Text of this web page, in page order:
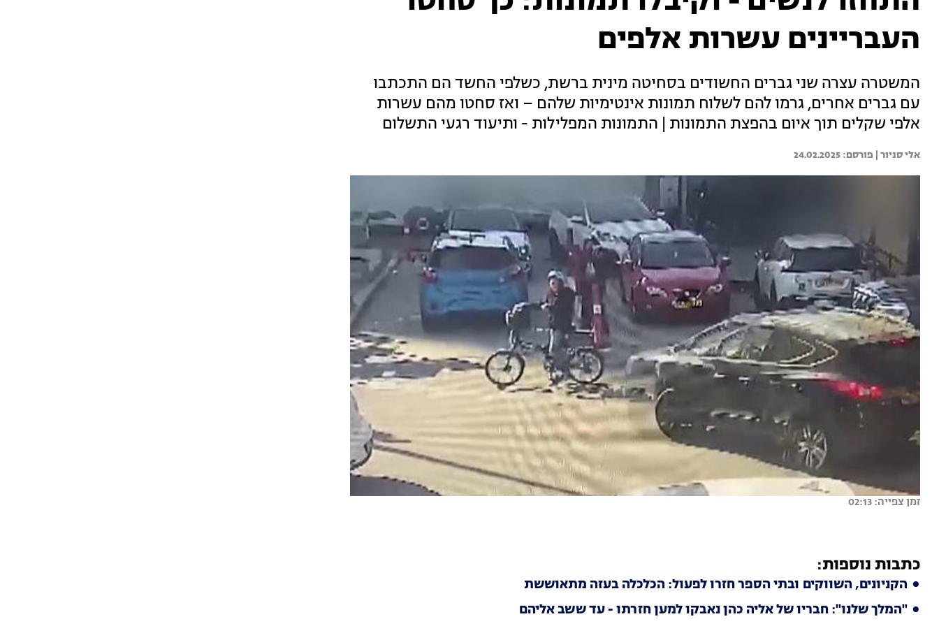
העבריינים עשרות אלפים
המשטרה עצרה שני גברים החשודים בסחיטה מינית ברשת, כשלפי החשד הם התכתבו
עם גברים אחרים, גרמו להם לשלוח תמונות אינטימיות שלהם – ואז סחטו מהם עשרות
אלפי שקלים תוך איום בהפצת התמונות | התמונות המפלילות - ותיעוד רגעי התשלום
אלי סניור | 24.02.2025
זמן צפייה: 02:13
כתבות נוספות:
הקניונים, השווקים ובתי הספר חזרו לפעול: הכלכלה בעזה מתאוששת
"המלך שלנו": חבריו של אליה כהן נאבקו למען חזרתו - עד ששב אליהם